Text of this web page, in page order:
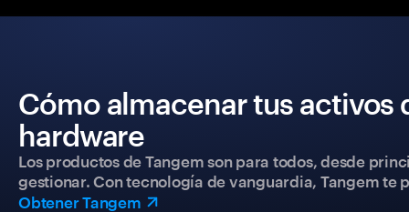
Cómo almacenar tus activos
hardware
Los productos de Tangem son para todos, desde
gestionar. Con tecnología de vanguardia, Tangem
Obtener Tangem